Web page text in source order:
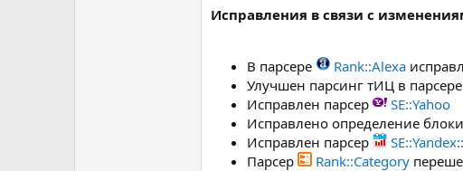
Исправления в связи с
В парсере Rank::Alexa
Улучшен парсинг тИЦ в парсере
Исправлен парсер
SE::Yahoo
Исправлено определение
Исправлен парсер
Парсер
Rank::Category